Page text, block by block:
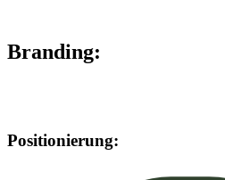
Branding:
Positionierung: